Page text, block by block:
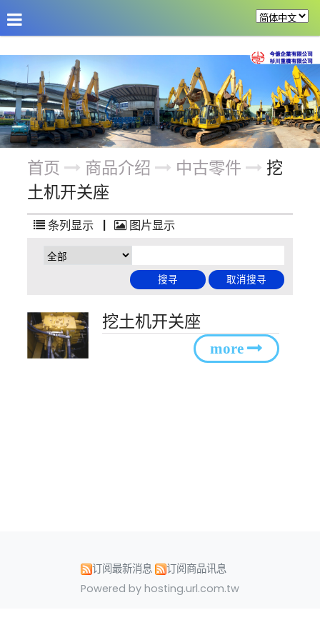
公司介绍 最新消息 改装机具
首页 商品介绍 中古零件
挖
土机开关座
条列显示 | 图片显示
挖土机开关座
订阅最新消息
订阅商品讯息
Powered by hosting.url.com.tw